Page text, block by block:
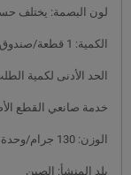
لون البصمة: يختلف
الكمية: 1 قطعة/صندوق
الحد الأدنى لكمية الطلب: 100
خدمة صانعي القطع
الوزن: 130 جرام/وحدة
بلد المنشأ: الصين